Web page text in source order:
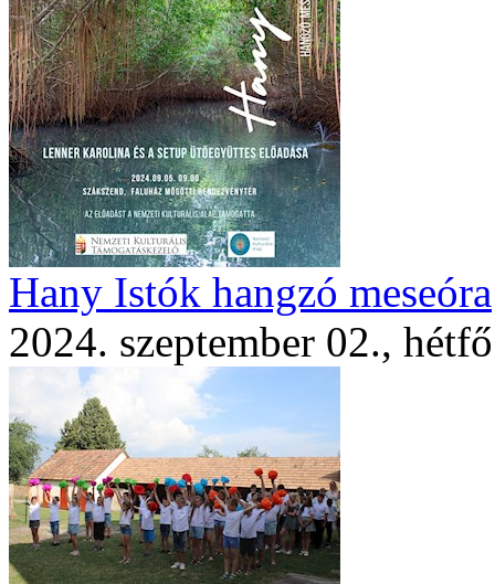
Hany Istók hangzó meseóra
2024. szeptember 02., hétfő